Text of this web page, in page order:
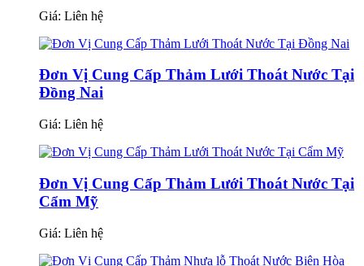
Giá: Liên hệ
Đơn Vị Cung Cấp Thảm Lưới Thoát Nước Tại
Đồng Nai
Giá: Liên hệ
Đơn Vị Cung Cấp Thảm Lưới Thoát Nước Tại
Cẩm Mỹ
Giá: Liên hệ